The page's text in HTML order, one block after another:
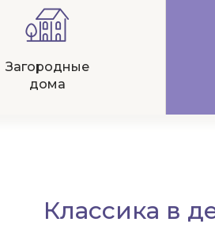
Загородные
дома
Классика в